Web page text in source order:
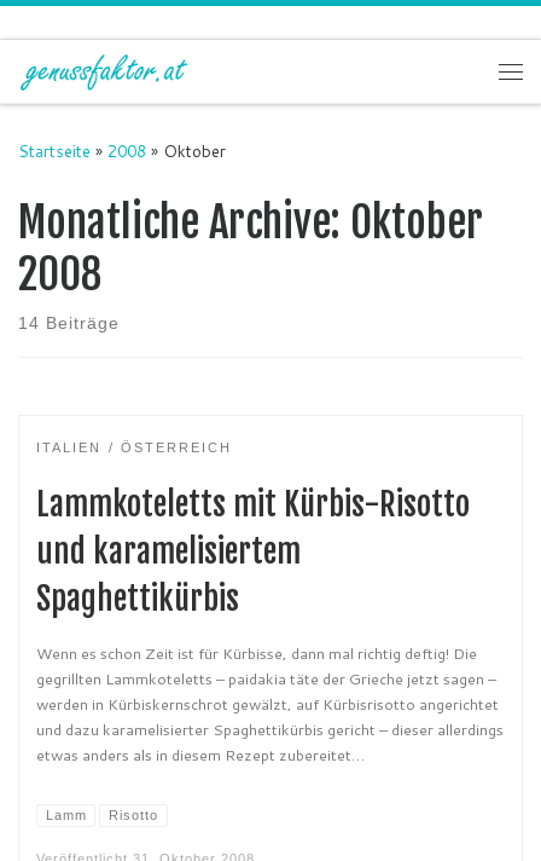
Zum Inhalt springen
Startseite » 2008 » Oktober
Monatliche Archive: Oktober
2008
14 Beiträge
ITALIEN ÖSTERREICH
Lammkoteletts mit Kürbis-Risotto
und karamelisiertem
Spaghettikürbis
Wenn es schon Zeit ist für Kürbisse, dann mal richtig deftig! Die
gegrillten Lammkoteletts – paidakia täte der Grieche jetzt sagen –
werden in Kürbiskernschrot gewälzt, auf Kürbisrisotto angerichtet
und dazu karamelisierter Spaghettikürbis gericht – dieser allerdings
etwas anders als in diesem Rezept zubereitet…
Lamm Risotto